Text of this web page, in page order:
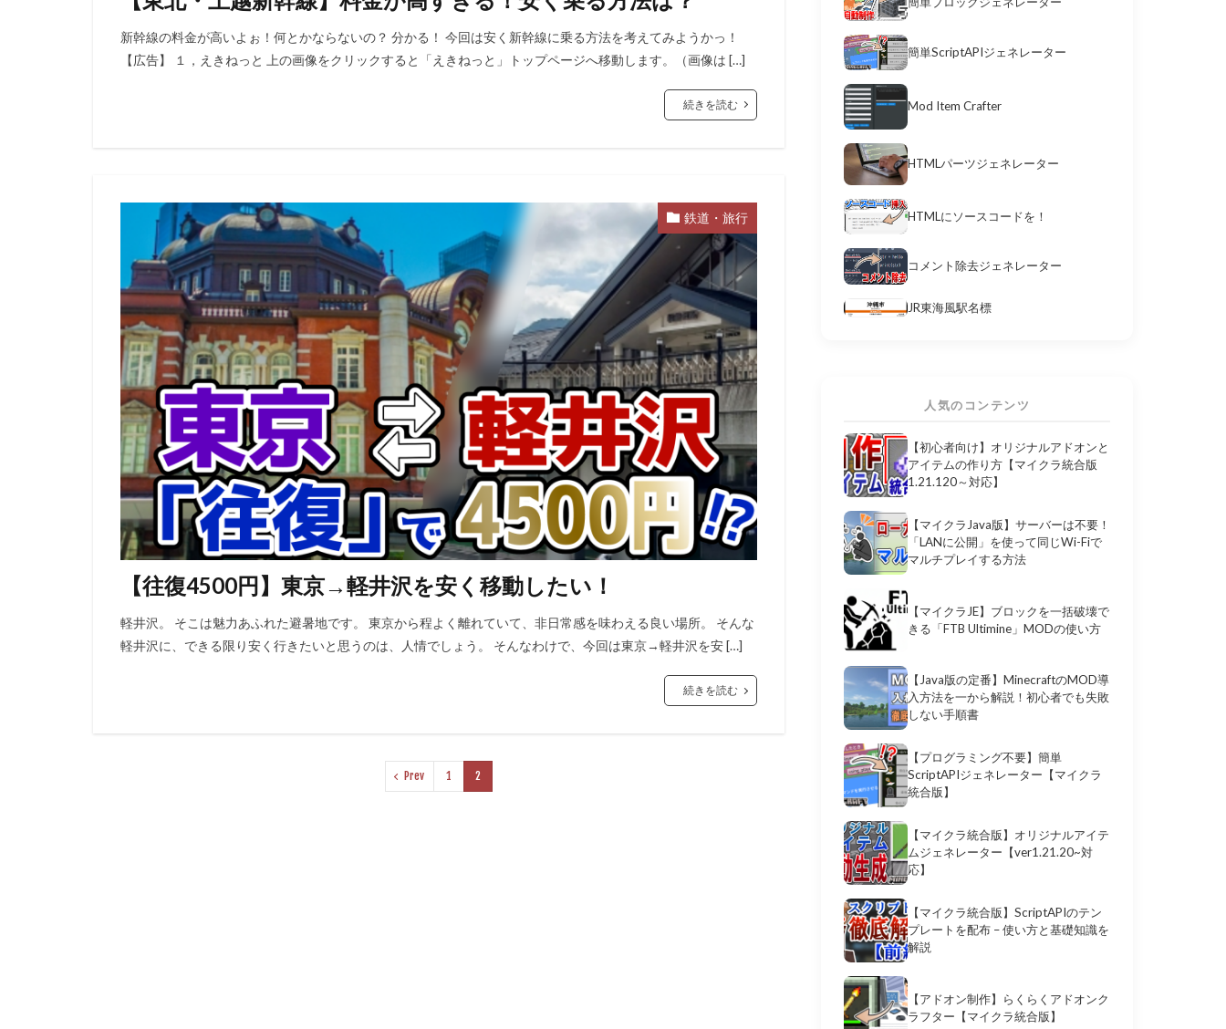
新幹線の料金が高いよぉ！何とかならないの？ 分かる！ 今回は安く新幹線に乗る方法を考えてみようかっ！
【広告】 １，えきねっと 上の画像をクリックすると「えきねっと」トップページへ移動します。（画像は […]
続きを読む
鉄道・旅行
【往復4500円】東京→軽井沢を安く移動したい！
軽井沢。 そこは魅力あふれた避暑地です。 東京から程よく離れていて、非日常感を味わえる良い場所。 そんな
軽井沢に、できる限り安く行きたいと思うのは、人情でしょう。 そんなわけで、今回は東京→軽井沢を安 […]
続きを読む
Prev 1 2
簡単ScriptAPIジェネレーター
Mod Item Crafter
HTMLパーツジェネレーター
HTMLにソースコードを！
コメント除去ジェネレーター
JR東海風駅名標
人気のコンテンツ
【初心者向け】オリジナルアドオンと
アイテムの作り方【マイクラ統合版
1.21.120～対応】
【マイクラJava版】サーバーは不要！
「LANに公開」を使って同じWi-Fiで
マルチプレイする方法
【マイクラJE】ブロックを一括破壊で
きる「FTB Ultimine」MODの使い方
【Java版の定番】MinecraftのMOD導
入方法を一から解説！初心者でも失敗
しない手順書
【プログラミング不要】簡単
ScriptAPIジェネレーター【マイクラ
統合版】
【マイクラ統合版】オリジナルアイテ
ムジェネレーター【ver1.21.20~対
応】
【マイクラ統合版】ScriptAPIのテン
プレートを配布 – 使い方と基礎知識を
解説
【アドオン制作】らくらくアドオンク
ラフター【マイクラ統合版】